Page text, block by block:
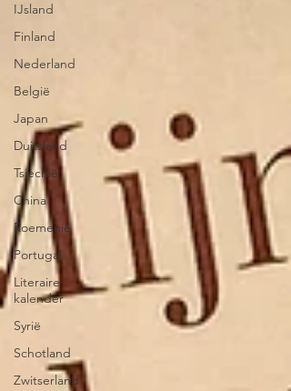
IJsland
Finland
Nederland
België
Japan
Duitsland
Tsjechië
China
Roemenië
Portugal
Literaire
kalender
Syrië
Schotland
Zwitserland